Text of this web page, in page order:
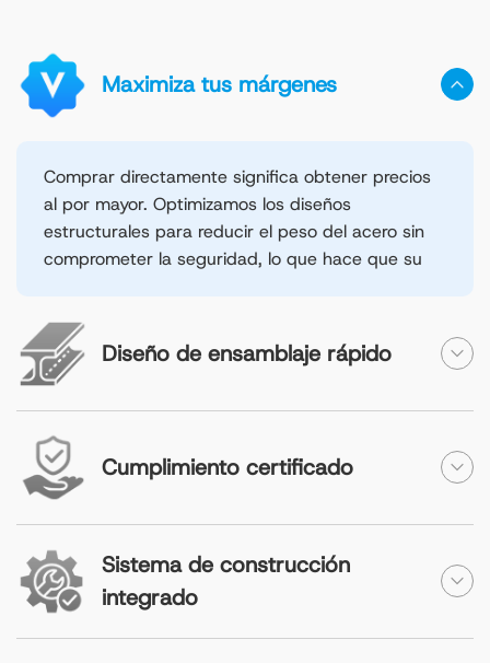
Maximiza tus márgenes
Comprar directamente significa obtener precios
al por mayor. Optimizamos los diseños
estructurales para reducir el peso del acero sin
comprometer la seguridad, lo que hace que su
Diseño de ensamblaje rápido
Cumplimiento certificado
Sistema de construcción
integrado